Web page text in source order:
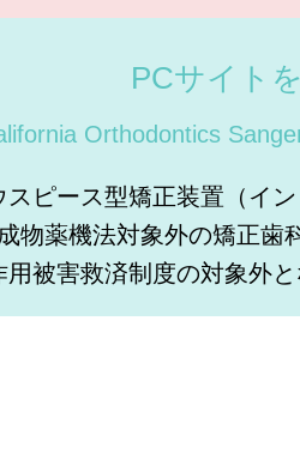
PCサイト
Orthodontics
ピース型矯正装置（イ
物薬機法対象外の矯正歯
用被害救済制度の対象外